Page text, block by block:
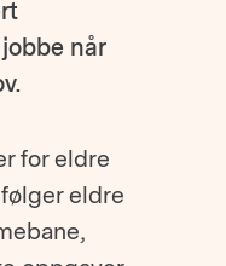
når
for eldre
eldre